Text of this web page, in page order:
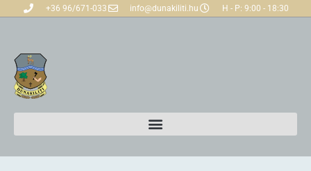
+36 96/671-033 info@dunakiliti.hu H - P: 9:00 - 18:30